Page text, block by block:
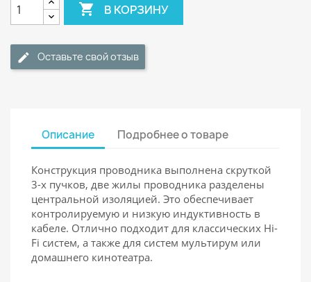
 В КОРЗИНУ
Оставьте свой отзыв
Описание Подробнее о товаре
Конструкция проводника выполнена скруткой
3-х пучков, две жилы проводника разделены
центральной изоляцией. Это обеспечивает
контролируемую и низкую индуктивность в
кабеле. Отлично подходит для классических Hi-
Fi систем, а также для систем мультирум или
домашнего кинотеатра.